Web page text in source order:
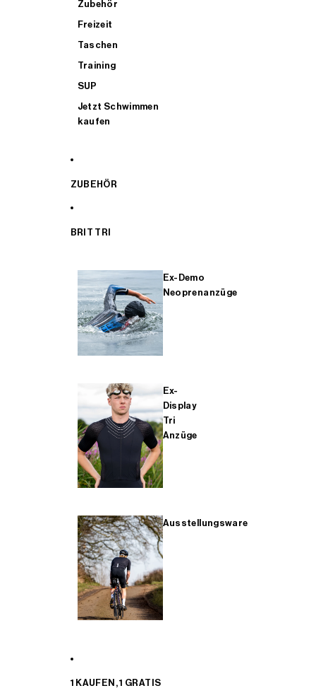
Zubehör
Freizeit
Taschen
Training
SUP
Jetzt Schwimmen
kaufen
ZUBEHÖR
BRIT TRI
Ex-Demo
Neoprenanzüge
Ex-
Display
Tri
Anzüge
Ausstellungsware
1 KAUFEN, 1 GRATIS